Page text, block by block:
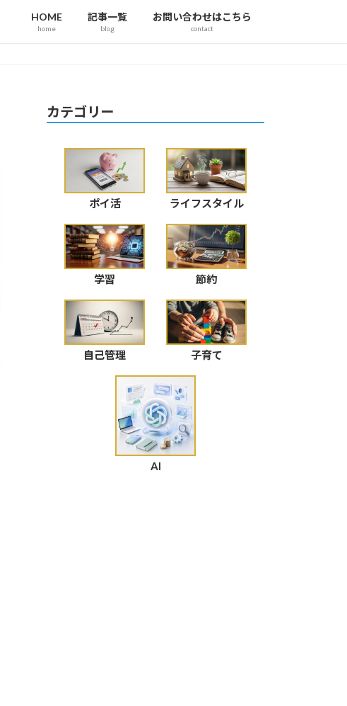
HOME
home
記事一覧
blog
お問い合わせはこちら
contact
カテゴリー
ポイ活 ライフスタイル
学習 節約
自己管理 子育て
AI